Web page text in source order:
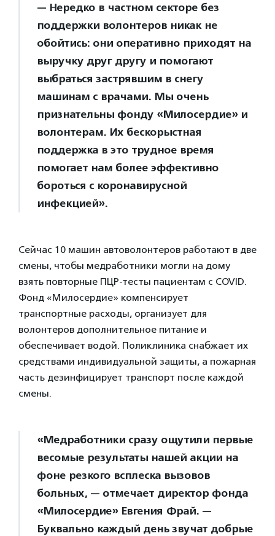
— Нередко в частном секторе без
поддержки волонтеров никак не
обойтись: они оперативно приходят на
выручку друг другу и помогают
выбраться застрявшим в снегу
машинам с врачами. Мы очень
признательны фонду «Милосердие» и
волонтерам. Их бескорыстная
поддержка в это трудное время
помогает нам более эффективно
бороться с коронавирусной
инфекцией».
Сейчас 10 машин автоволонтеров работают в две
смены, чтобы медработники могли на дому
взять повторные ПЦР-тесты пациентам с COVID.
Фонд «Милосердие» компенсирует
транспортные расходы, организует для
волонтеров дополнительное питание и
обеспечивает водой. Поликлиника снабжает их
средствами индивидуальной защиты, а пожарная
часть дезинфицирует транспорт после каждой
смены.
«Медработники сразу ощутили первые
весомые результаты нашей акции на
фоне резкого всплеска вызовов
больных, — отмечает директор фонда
«Милосердие» Евгения Фрай. —
Буквально каждый день звучат добрые